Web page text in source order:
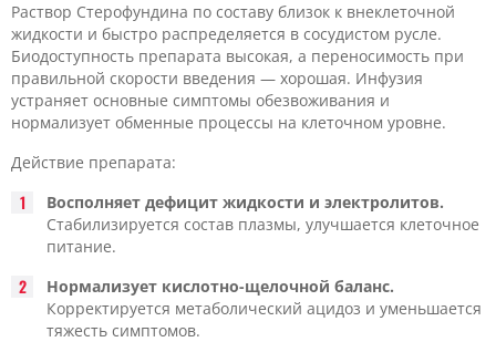
Раствор Стерофундина по составу близок к внеклеточной
жидкости и быстро распределяется в сосудистом русле.
Биодоступность препарата высокая, а переносимость при
правильной скорости введения — хорошая. Инфузия
устраняет основные симптомы обезвоживания и
нормализует обменные процессы на клеточном уровне.
Действие препарата:
Восполняет дефицит жидкости и электролитов.
Стабилизируется состав плазмы, улучшается клеточное
питание.
Нормализует кислотно-щелочной баланс.
Корректируется метаболический ацидоз и уменьшается
тяжесть симптомов.